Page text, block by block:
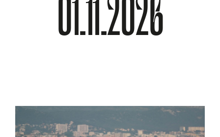
À PROPOS
01.11.2026